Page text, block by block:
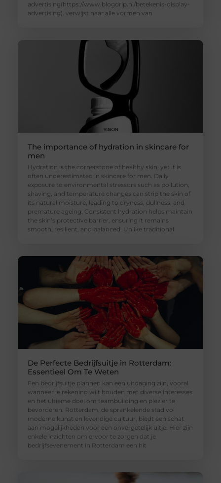
advertising(https://www.blogdrip.nl/betekenis-display-
advertising). verwijst naar alle vormen van
The importance of hydration in skincare for
men
Hydration is the cornerstone of healthy skin, yet it is
often underestimated in skincare for men. Daily
exposure to environmental stressors such as pollution,
shaving, and temperature changes can strip the skin of
its natural moisture, leading to dryness, dullness, and
premature ageing. Consistent hydration helps maintain
the skin’s protective barrier, ensuring it remains
smooth, resilient, and balanced. Unlike traditional
De Perfecte Bedrijfsuitje in Rotterdam:
Essentieel Om Te Weten
Een bedrijfsuitje plannen kan een uitdaging zijn, vooral
wanneer je rekening wilt houden met diverse interesses
en het ultieme doel om teambuilding en plezier te
bevorderen. Rotterdam, de sprankelende stad vol
moderne kunst en levendige cultuur, biedt een schat
aan mogelijkheden voor een onvergetelijk uitje. Hier zijn
enkele inzichten om ervoor te zorgen dat je
bedrijfsevenement in Rotterdam een hit